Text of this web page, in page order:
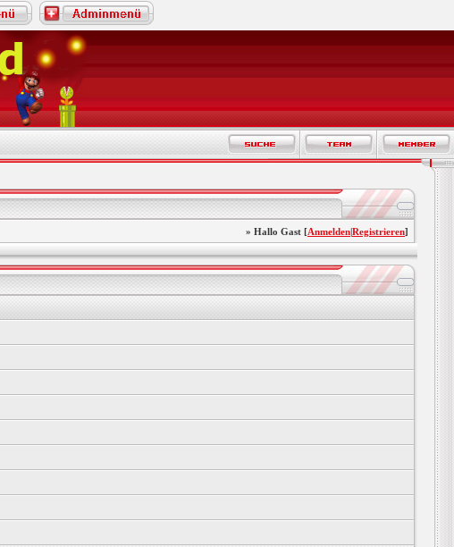
» Hallo Gast [Anmelden|Registrieren]